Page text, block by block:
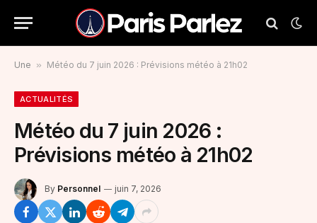
Une » Météo du 7 juin 2026 : Prévisions météo à 21h02
ACTUALITÉS
Météo du 7 juin 2026 :
Prévisions météo à 21h02
By Personnel juin 7, 2026